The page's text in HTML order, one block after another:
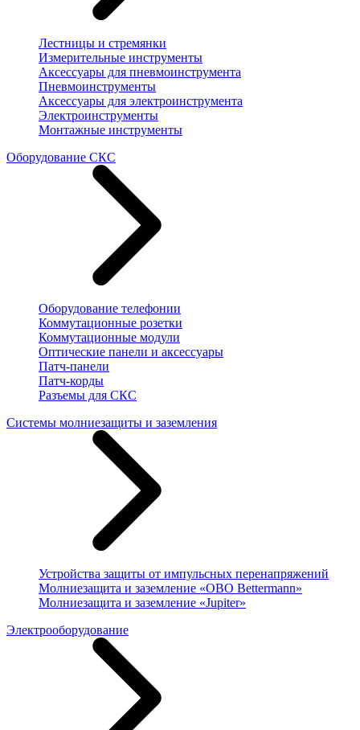
Лестницы и стремянки
Измерительные инструменты
Аксессуары для пневмоинструмента
Пневмоинструменты
Аксессуары для электроинструмента
Электроинструменты
Монтажные инструменты
Оборудование СКС
Оборудование телефонии
Коммутационные розетки
Коммутационные модули
Оптические панели и аксессуары
Патч-панели
Патч-корды
Разъемы для СКС
Системы молниезащиты и заземления
Устройства защиты от импульсных перенапряжений
Молниезащита и заземление «OBO Bettermann»
Молниезащита и заземление «Jupiter»
Электрооборудование